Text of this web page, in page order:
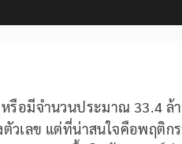
อมีจำนวนประมาณ 33.4
วเลข แต่ที่น่าสนใจคือพฤติก